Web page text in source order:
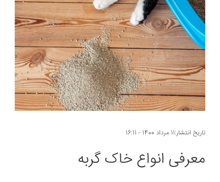
تاریخ انتشار:11 مرداد 1400 - 16:11
معرفی انواع خاک گربه